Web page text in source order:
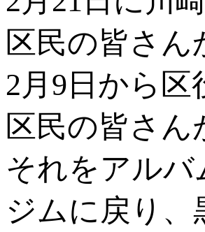
区民の皆さ
2月9日から
区民の皆さ
それをアル
ジムに戻り